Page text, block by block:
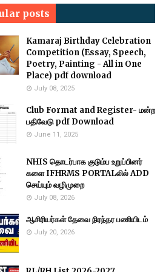
posts
Kamaraj Birthday Celebration
Competition (Essay, Speech,
Poetry, Painting - All in One
Place) pdf download
July 08, 2025
Club Format and Register- மன்ற
பதிவேடு pdf Download
June 11, 2025
NHIS தொடர்பாக குடும்ப உறுப்பினர்
களை IFHRMS PORTALலில் ADD
செய்யும் வழிமுறை
July 08, 2026
ஆசிரியர்கள் தேவை நிரந்தர பணியிடம்
July 20, 2026